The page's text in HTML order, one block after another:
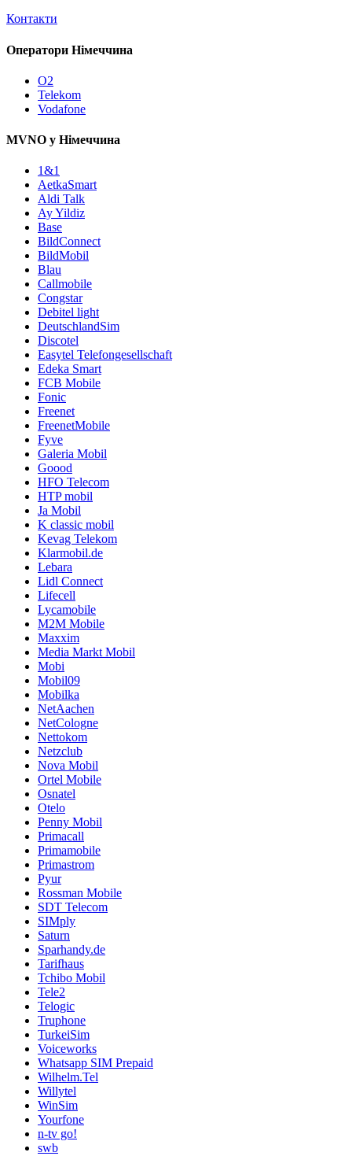
Контакти
Оператори Німеччина
O2
Telekom
Vodafone
MVNO у Німеччина
1&1
AetkaSmart
Aldi Talk
Ay Yildiz
Base
BildConnect
BildMobil
Blau
Callmobile
Congstar
Debitel light
DeutschlandSim
Discotel
Easytel Telefongesellschaft
Edeka Smart
FCB Mobile
Fonic
Freenet
FreenetMobile
Fyve
Galeria Mobil
Goood
HFO Telecom
HTP mobil
Ja Mobil
K classic mobil
Kevag Telekom
Klarmobil.de
Lebara
Lidl Connect
Lifecell
Lycamobile
M2M Mobile
Maxxim
Media Markt Mobil
Mobi
Mobil09
Mobilka
NetAachen
NetCologne
Nettokom
Netzclub
Nova Mobil
Ortel Mobile
Osnatel
Otelo
Penny Mobil
Primacall
Primamobile
Primastrom
Pyur
Rossman Mobile
SDT Telecom
SIMply
Saturn
Sparhandy.de
Tarifhaus
Tchibo Mobil
Tele2
Telogic
Truphone
TurkeiSim
Voiceworks
Whatsapp SIM Prepaid
Wilhelm.Tel
Willytel
WinSim
Yourfone
n-tv go!
swb